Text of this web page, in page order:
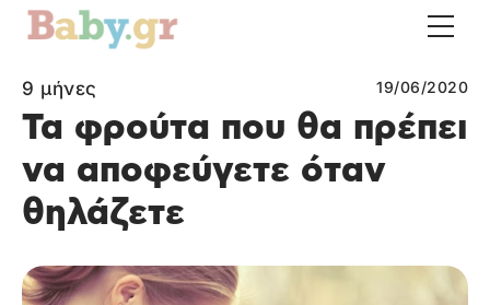
9 μήνες 19/06/2020
Τα φρούτα που θα πρέπει
να αποφεύγετε όταν
θηλάζετε